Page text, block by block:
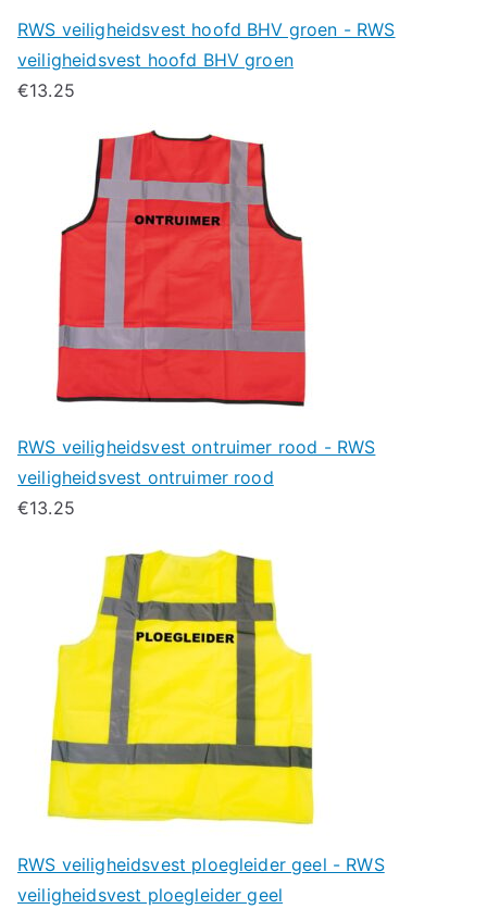
RWS veiligheidsvest hoofd BHV groen - RWS
veiligheidsvest hoofd BHV groen
€13.25
RWS veiligheidsvest ontruimer rood - RWS
veiligheidsvest ontruimer rood
€13.25
RWS veiligheidsvest ploegleider geel - RWS
veiligheidsvest ploegleider geel